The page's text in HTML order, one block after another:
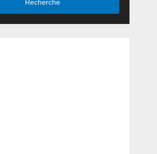
Recherche